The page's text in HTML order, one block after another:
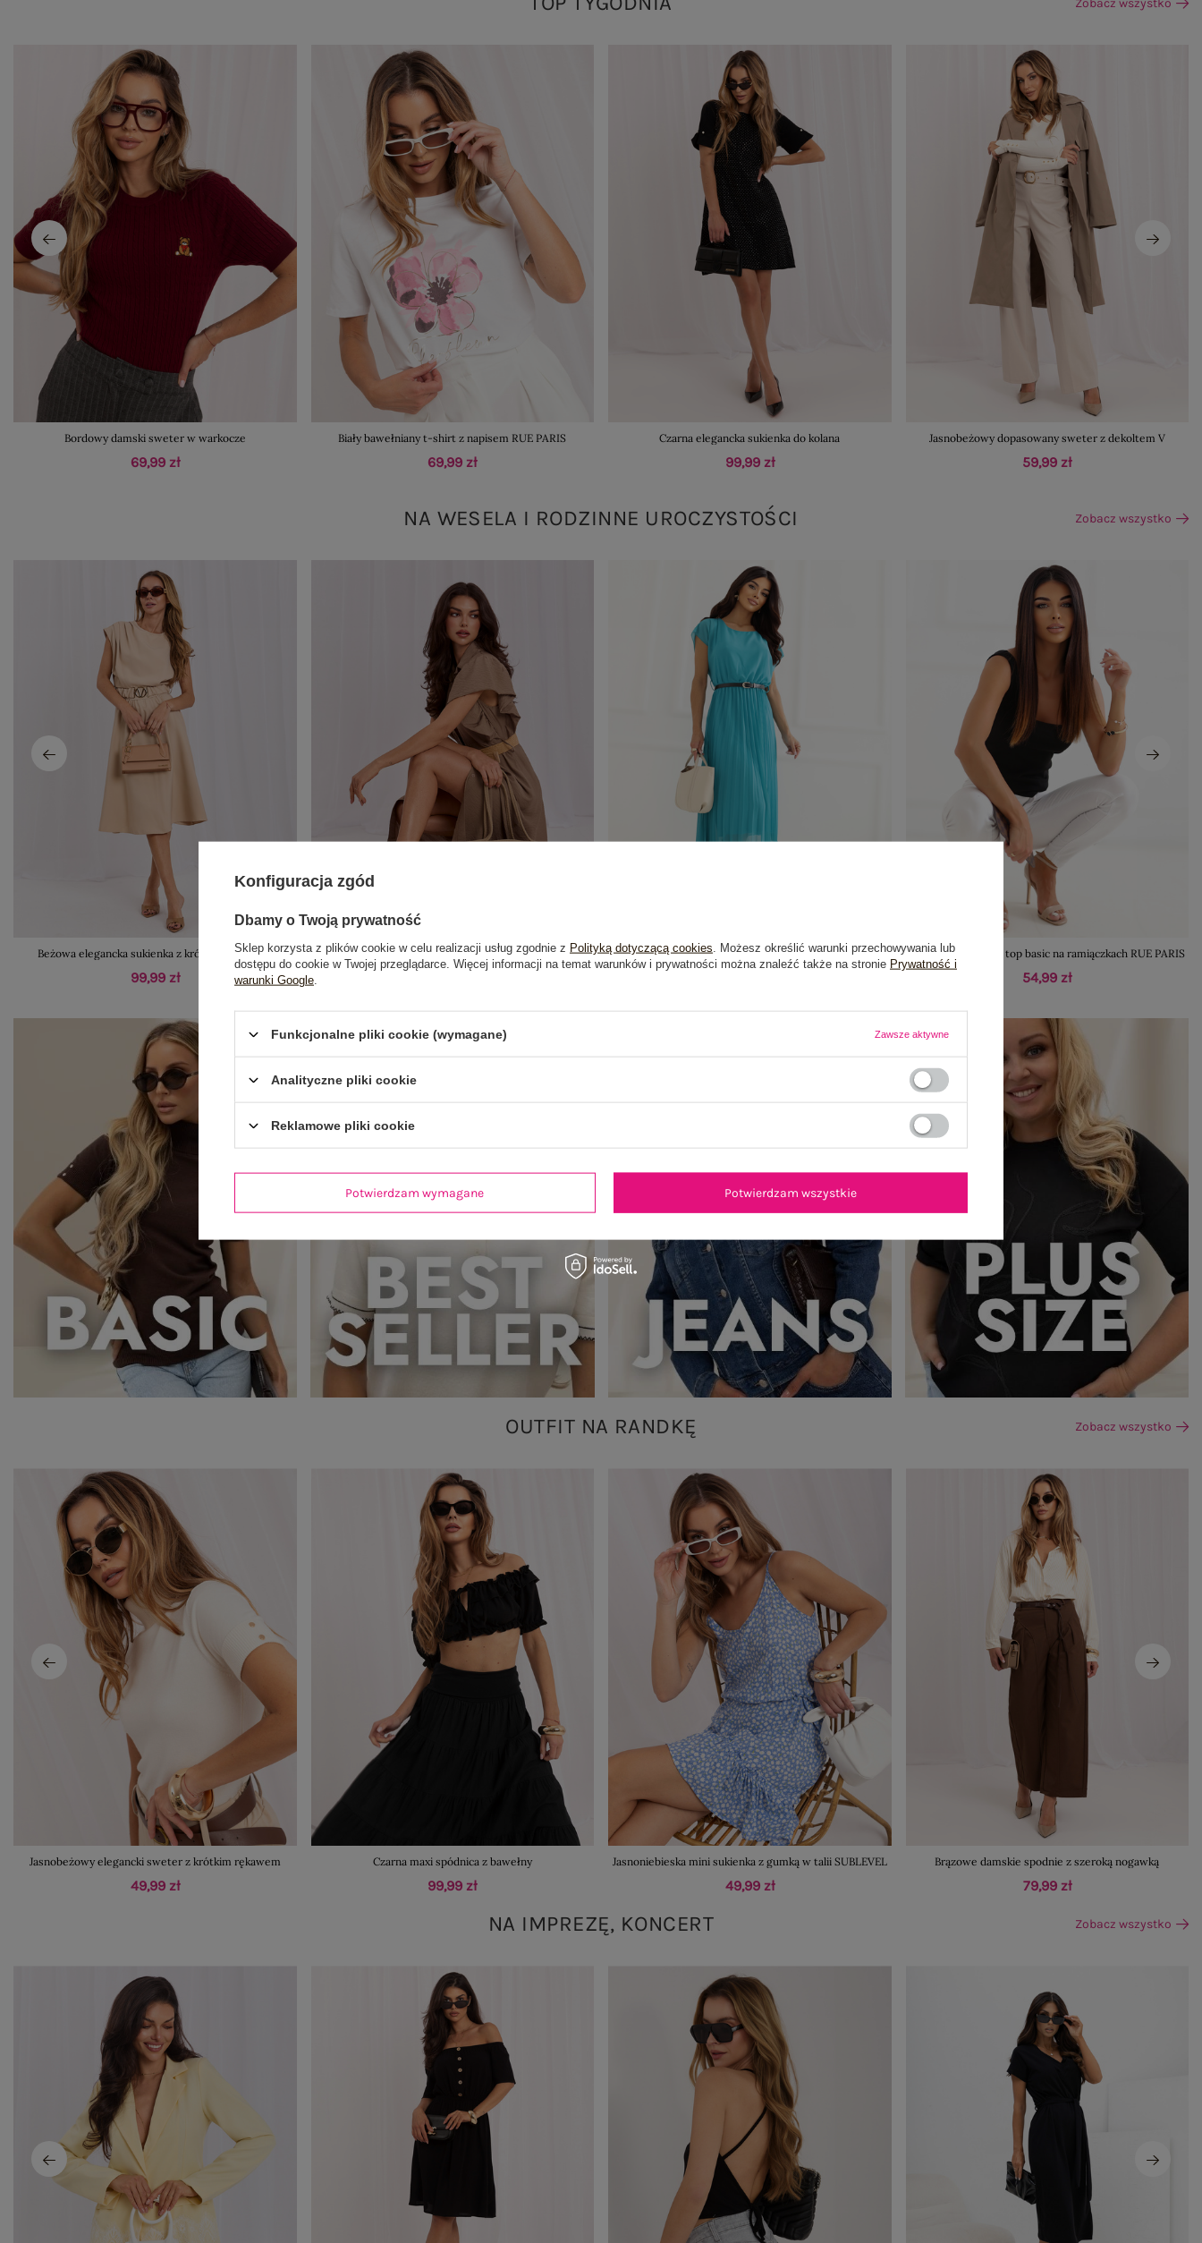
Zobacz wszystko
Bordowy damski sweter w warkocze
69,99 zł
Biały bawełniany t-shirt z napisem RUE PARIS
69,99 zł
Czarna elegancka sukienka do kolana
99,99 zł
Jasnobeżowy dopasowany sweter z dekoltem V
59,99 zł
NA WESELA I RODZINNE UROCZYSTOŚCI Zobacz wszystko
Beżowa elegancka sukienka z krótkim rękawem
99,99 zł
Khaki koszulowa sukienka z wiskozy
Turkusowa rozkloszowana sukienka z paskiem RUE
PARIS
Czarny bawełniany top basic na ramiączkach RUE PARIS
54,99 zł
OUTFIT NA RANDKĘ Zobacz wszystko
Jasnobeżowy elegancki sweter z krótkim rękawem
49,99 zł
Czarna maxi spódnica z bawełny
99,99 zł
Jasnoniebieska mini sukienka z gumką w talii SUBLEVEL
49,99 zł
Brązowe damskie spodnie z szeroką nogawką
79,99 zł
NA IMPREZĘ, KONCERT Zobacz wszystko
Konfiguracja zgód
Dbamy o Twoją prywatność
Sklep korzysta z plików cookie w celu realizacji usług zgodnie z Polityką dotyczącą cookies . Możesz określić warunki przechowywania lub
dostępu do cookie w Twojej przeglądarce. Więcej informacji na temat warunków i prywatności można znaleźć także na stronie Prywatność i
warunki Google
Funkcjonalne pliki cookie (wymagane) Zawsze aktywne
Analityczne pliki cookie
Reklamowe pliki cookie
Potwierdzam wymagane Potwierdzam wszystkie